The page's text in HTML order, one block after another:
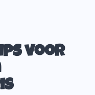
voor